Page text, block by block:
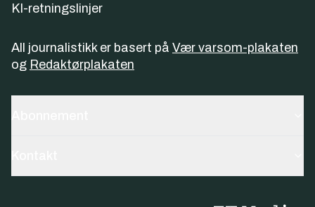
KI-retningslinjer
All journalistikk er basert på Vær varsom-plakaten
og Redaktørplakaten